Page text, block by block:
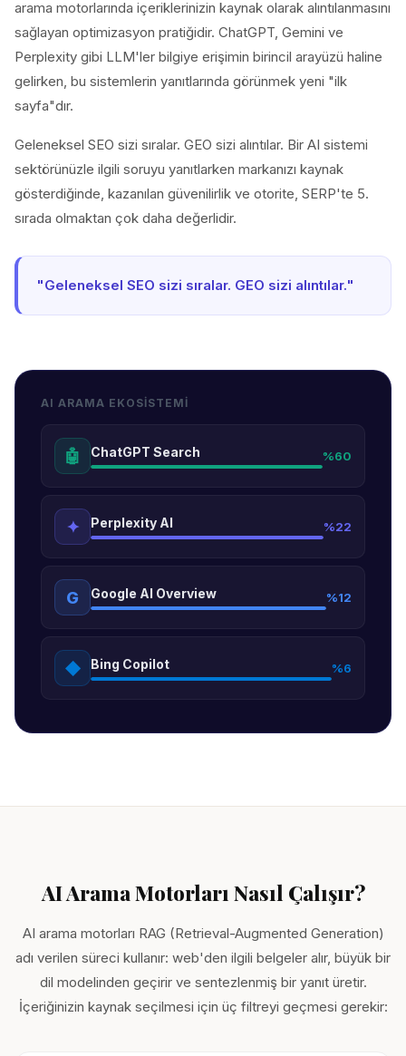
arama motorlarında içeriklerinizin kaynak olarak alıntılanmasını
sağlayan optimizasyon pratiğidir. ChatGPT, Gemini ve
Perplexity gibi LLM'ler bilgiye erişimin birincil arayüzü haline
gelirken, bu sistemlerin yanıtlarında görünmek yeni "ilk
sayfa"dır.
Geleneksel SEO sizi sıralar. GEO sizi alıntılar. Bir AI sistemi
sektörünüzle ilgili soruyu yanıtlarken markanızı kaynak
gösterdiğinde, kazanılan güvenilirlik ve otorite, SERP'te 5.
sırada olmaktan çok daha değerlidir.
"Geleneksel SEO sizi sıralar. GEO sizi alıntılar."
AI ARAMA EKOSİSTEMİ
🤖 ChatGPT Search %60
✦ Perplexity AI %22
G Google AI Overview %12
◆ Bing Copilot %6
AI Arama Motorları Nasıl Çalışır?
AI arama motorları RAG (Retrieval-Augmented Generation)
adı verilen süreci kullanır: web'den ilgili belgeler alır, büyük bir
dil modelinden geçirir ve sentezlenmiş bir yanıt üretir.
İçeriğinizin kaynak seçilmesi için üç filtreyi geçmesi gerekir: